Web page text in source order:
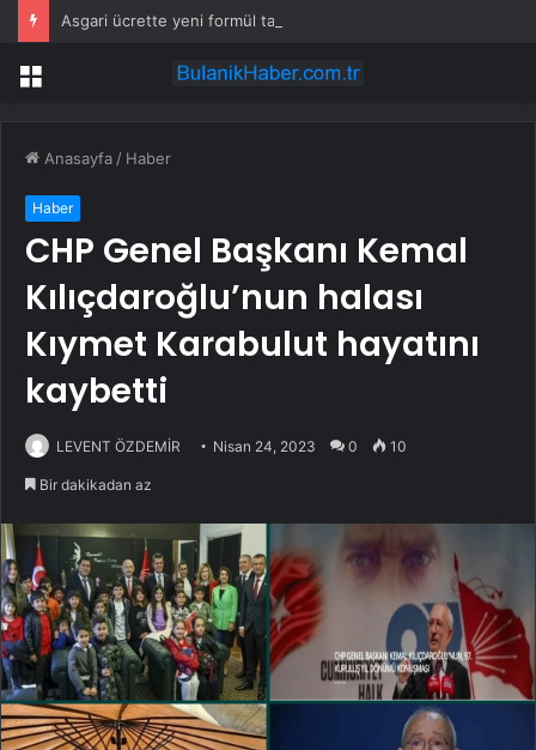
Menü
Anasayfa / Haber
Haber
CHP Genel Başkanı Kemal
Kılıçdaroğlu’nun halası
Kıymet Karabulut hayatını
kaybetti
LEVENT ÖZDEMİR Nisan 24, 2023 0 10
Bir dakikadan az